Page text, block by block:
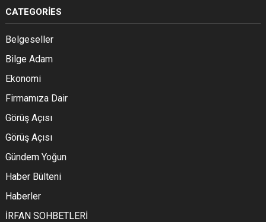
CATEGORIES
Belgeseller
Bilge Adam
Ekonomi
Firmamıza Dair
Görüş Açısı
Görüş Açısı
Gündem Yoğun
Haber Bülteni
Haberler
İRFAN SOHBETLERİ